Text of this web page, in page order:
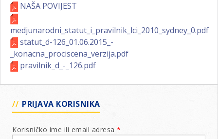
NAŠA POVIJEST
medjunarodni_statut_i_pravilnik_lci_2010_sydney_0.pdf
statut_d-126_01.06.2015_-
_konacna_prociscena_verzija.pdf
pravilnik_d_-_126.pdf
PRIJAVA KORISNIKA
Korisničko ime ili email adresa *